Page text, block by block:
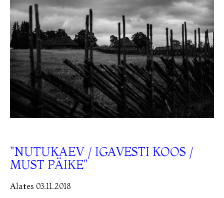
"NUTUKAEV / IGAVESTI KOOS /
MUST PÄIKE"
Alates 03.11.2018